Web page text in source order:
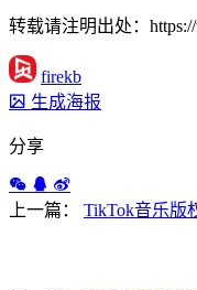
转载请注明出处：
firekb
生成海报
分享
上一篇： TikTok音乐版